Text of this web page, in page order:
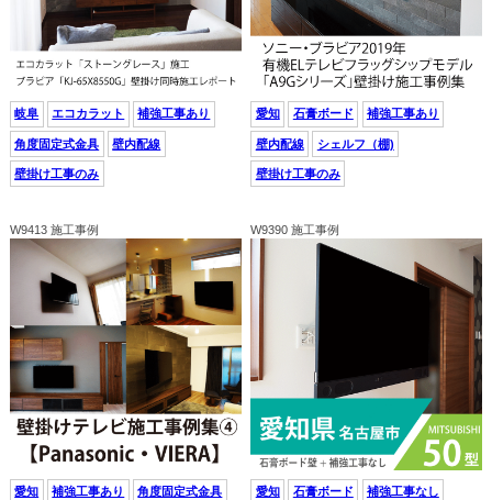
岐阜 エコカラット 補強工事あり
角度固定式金具 壁内配線
壁掛け工事のみ
愛知 石膏ボード 補強工事あり
壁内配線 シェルフ（棚)
壁掛け工事のみ
W9413 施工事例
愛知 補強工事あり 角度固定式金具
W9390 施工事例
愛知 石膏ボード 補強工事なし